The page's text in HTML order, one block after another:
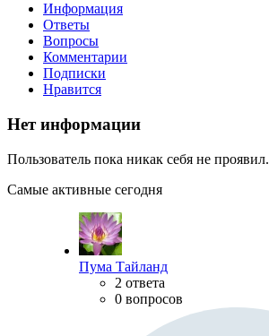
Информация
Ответы
Вопросы
Комментарии
Подписки
Нравится
Нет информации
Пользователь пока никак себя не проявил.
Самые активные сегодня
Пума Тайланд
2 ответа
0 вопросов